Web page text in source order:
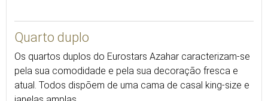
Quarto duplo
Os quartos duplos do Eurostars Azahar caracterizam-se
pela sua comodidade e pela sua decoração fresca e
atual. Todos dispõem de uma cama de casal king-size e